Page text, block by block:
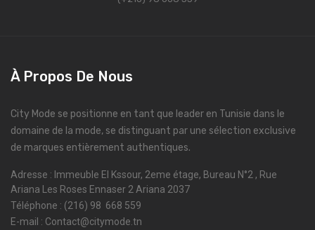
À Propos De Nous
City Mode se positionne en tant que leader en Tunisie dans le
domaine de la mode, se distinguant par une sélection exclusive
de marques entièrement authentiques.
Adresse : Immeuble El Kssour, 2eme étage, Bureau N°2 , Rue
Ariana Les Roses Ennaser 2 Ariana 2037
Téléphone : (216) 98 668 559
E-mail : Contact@citymode.tn